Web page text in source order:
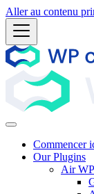
Aller au contenu
Commencer
Our Plugins
Air